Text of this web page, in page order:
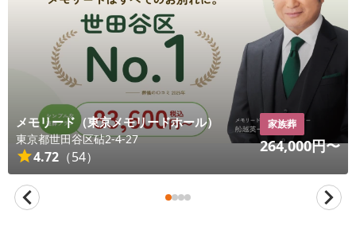
メモリード（東京メモリードホール）
東京都世田谷区砧2-4-27
4.72 （54）
家族葬
264,000円〜